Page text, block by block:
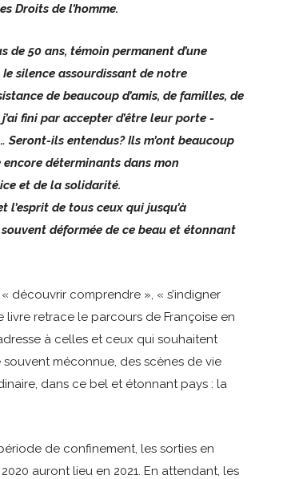
Droits de l’homme.
50 ans, témoin permanent d’une
silence assourdissant de notre
de beaucoup d’amis, de familles, de
fini par accepter d’être leur porte -
ils entendus? Ils m’ont beaucoup
déterminants dans mon
et de la solidarité.
de tous ceux qui jusqu’à
déformée de ce beau et étonnant
découvrir comprendre », « s’indigner
livre retrace le parcours de Françoise en
à celles et ceux qui souhaitent
méconnue, des scènes de vie
dans ce bel et étonnant pays : la
de confinement, les sorties en
auront lieu en 2021. En attendant, les